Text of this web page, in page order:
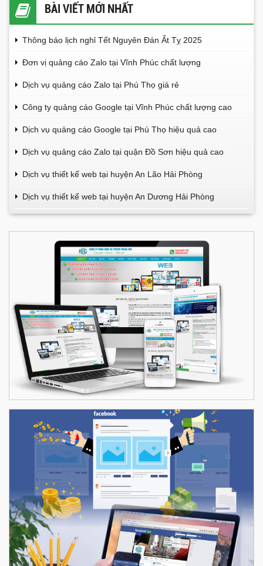
BÀI VIẾT MỚI NHẤT
Thông báo lịch nghỉ Tết Nguyên Đán Ất Tỵ 2025
Đơn vị quảng cáo Zalo tại Vĩnh Phúc chất lượng
Dịch vụ quảng cáo Zalo tại Phú Thọ giá rẻ
Công ty quảng cáo Google tại Vĩnh Phúc chất lượng cao
Dịch vụ quảng cáo Google tại Phú Thọ hiệu quả cao
Dịch vụ quảng cáo Zalo tại quận Đồ Sơn hiệu quả cao
Dịch vụ thiết kế web tại huyện An Lão Hải Phòng
Dịch vụ thiết kế web tại huyện An Dương Hải Phòng